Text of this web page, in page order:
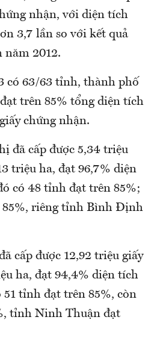
nhận, với diện tích
3,7 lần so với kết quả
năm 2012.
có 63/63 tỉnh, thành phố
trên 85% tổng diện tích
chứng nhận.
đã cấp được 5,34 triệu
triệu ha, đạt 96,7% diện
có 48 tỉnh đạt trên 85%;
85%, riêng tỉnh Bình Định
cấp được 12,92 triệu giấy
ha, đạt 94,4% diện tích
51 tỉnh đạt trên 85%, còn
tỉnh Ninh Thuận đạt